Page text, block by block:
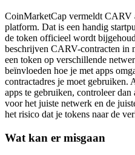
CoinMarketCap vermeldt CARV
platform. Dat is een handig
de token officieel wordt
beschrijven CARV-contracten in
een token op verschillende
beïnvloeden hoe je met apps
contractadres je moet
apps te gebruiken, controleer
voor het juiste netwerk en de
het risico dat je tokens naar de
Wat kan er misgaan